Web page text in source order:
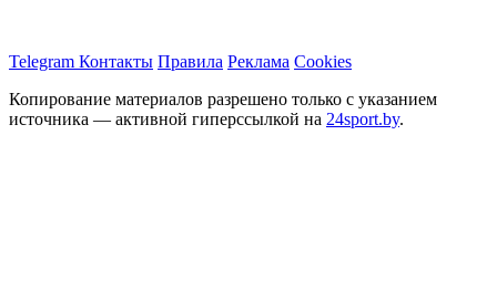
Telegram Контакты Правила Реклама Cookies
Копирование материалов разрешено только с указанием
источника — активной гиперссылкой на 24sport.by.